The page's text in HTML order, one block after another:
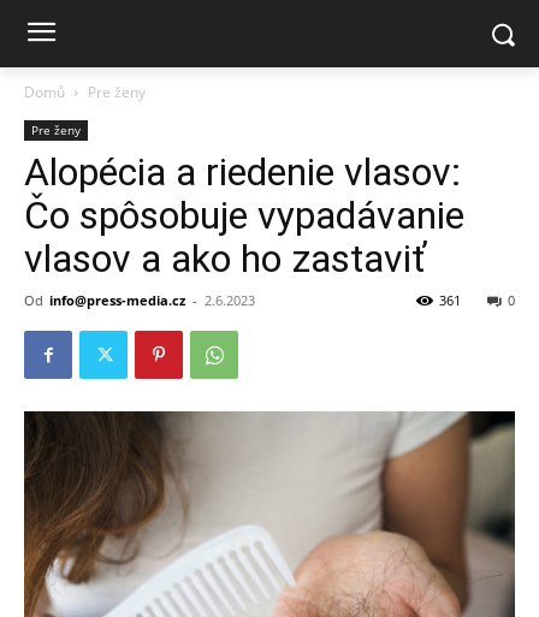
Domů Pre ženy
Pre ženy
Alopécia a riedenie vlasov:
Čo spôsobuje vypadávanie
vlasov a ako ho zastaviť
Od info@press-media.cz - 2.6.2023 0
361